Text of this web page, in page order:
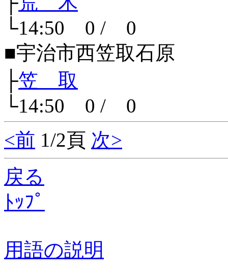
└14:50 0 / 0
■宇治市西笠取石原
├笠 取
└14:50 0 / 0
<前 1/2頁 次>
戻る
ﾄｯﾌﾟ
用語の説明